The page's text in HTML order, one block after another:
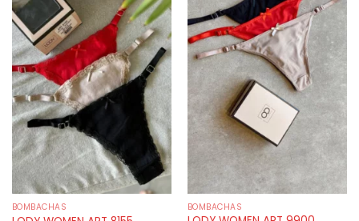
BOMBACHAS BOMBACHAS